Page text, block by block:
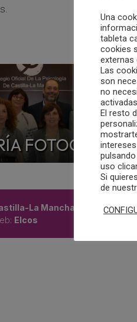
FOTOGRÁFICA
La Mancha © 2026|
Elcos
Una
tableta
cookies
externas
Las
son
no
El resto
uso
Si
de